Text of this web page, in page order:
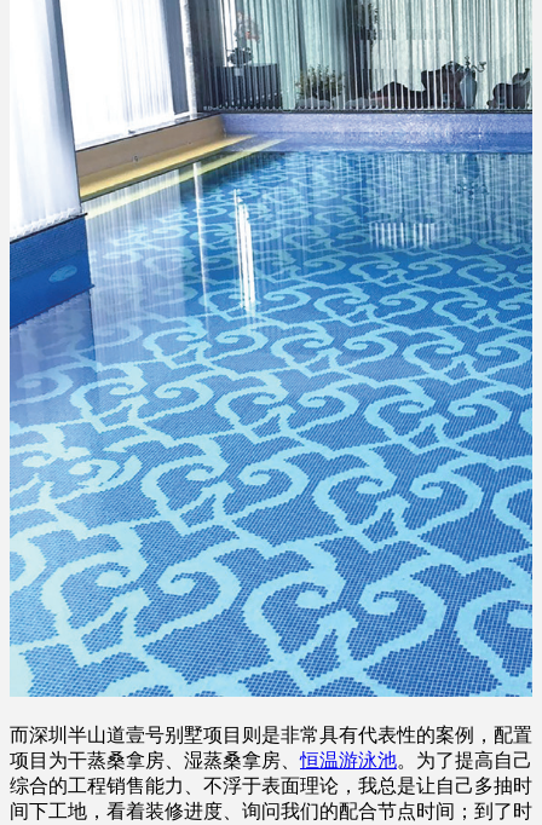
而深圳半山道壹号别墅项目则是非常具有代表性的案例，配置
项目为干蒸桑拿房、湿蒸桑拿房、恒温游泳池。为了提高自己
综合的工程销售能力、不浮于表面理论，我总是让自己多抽时
间下工地，看着装修进度、询问我们的配合节点时间；到了时